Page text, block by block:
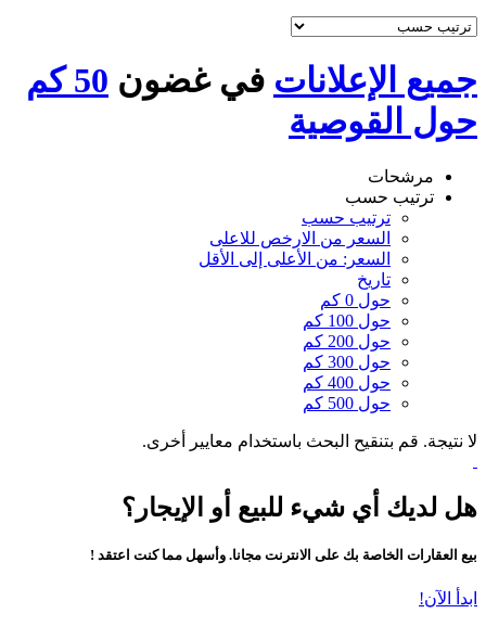
جميع الإعلانات في غضون
50 كم
حول القوصية
مرشحات
ترتيب حسب
ترتيب حسب
السعر من الارخص للاعلى
السعر: من الأعلى إلى الأقل
تاريخ
حول 0 كم
حول 100 كم
حول 200 كم
حول 300 كم
حول 400 كم
حول 500 كم
لا نتيجة. قم بتنقيح البحث باستخدام معايير أخرى.
هل لديك أي شيء للبيع أو الإيجار؟
بيع العقارات الخاصة بك على الانترنت مجانا. وأسهل مما كنت اعتقد !
ابدأ الآن!